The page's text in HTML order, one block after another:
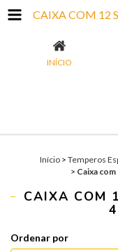
INÍCIO
Início > Temperos
> Caixa
CAIXA COM
Ordenar por